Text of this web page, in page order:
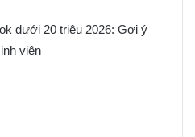
dưới 20 triệu 2026: Gợi ý
viên